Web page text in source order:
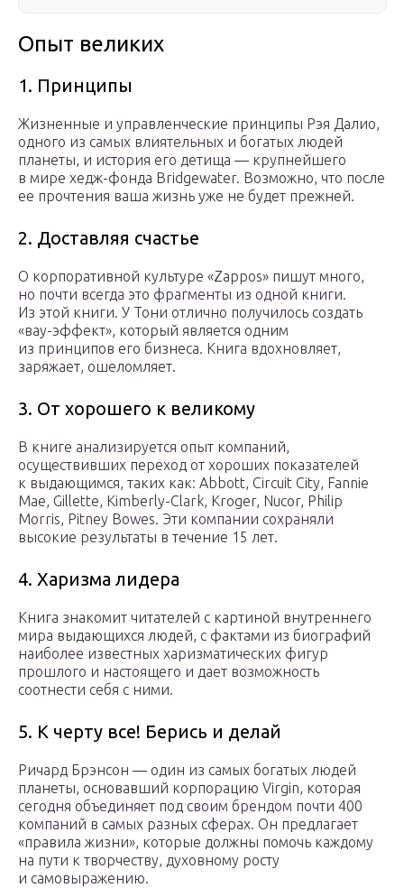
Опыт великих
1. Принципы
Жизненные и управленческие принципы Рэя Далио,
одного из самых влиятельных и богатых людей
планеты, и история его детища — крупнейшего
в мире хедж-фонда Bridgewater. Возможно, что после
ее прочтения ваша жизнь уже не будет прежней.
2. Доставляя счастье
О корпоративной культуре «Zappos» пишут много,
но почти всегда это фрагменты из одной книги.
Из этой книги. У Тони отлично получилось создать
«вау-эффект», который является одним
из принципов его бизнеса. Книга вдохновляет,
заряжает, ошеломляет.
3. От хорошего к великому
В книге анализируется опыт компаний,
осуществивших переход от хороших показателей
к выдающимся, таких как: Abbott, Circuit City, Fannie
Mae, Gillette, Kimberly-Clark, Kroger, Nucor, Philip
Morris, Pitney Bowes. Эти компании сохраняли
высокие результаты в течение 15 лет.
4. Харизма лидера
Книга знакомит читателей с картиной внутреннего
мира выдающихся людей, с фактами из биографий
наиболее известных харизматических фигур
прошлого и настоящего и дает возможность
соотнести себя с ними.
5. К черту все! Берись и делай
Ричард Брэнсон — один из самых богатых людей
планеты, основавший корпорацию Virgin, которая
сегодня объединяет под своим брендом почти 400
компаний в самых разных сферах. Он предлагает
«правила жизни», которые должны помочь каждому
на пути к творчеству, духовному росту
и самовыражению.